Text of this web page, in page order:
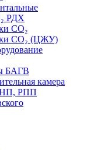
РДХ
СО₂
СО₂ (ЦЖУ)
БАГВ
камера
РПП